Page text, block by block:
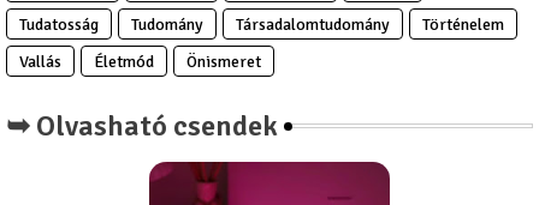
Tudatosság
Tudomány Társadalomtudomány
Történelem
Vallás
Életmód Önismeret
➥ Olvasható csendek